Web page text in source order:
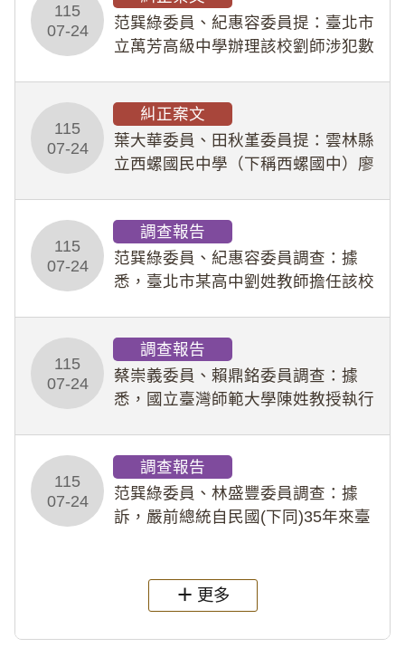
所定維護公務人員
115
07-24
范巽綠委員、紀惠容委員提：臺北市
立萬芳高級中學辦理該校劉師涉犯數
業把關與糾錯功能，不僅首份調查報
告漏未審酌師生不
115
07-24
糾正案文
葉大華委員、田秋堇委員提：雲林縣
立西螺國民中學（下稱西螺國中）廖
教羽球隊學生等行為，歷經該校校園
事件處理會議（下
115
07-24
調查報告
范巽綠委員、紀惠容委員調查：據
悉，臺北市某高中劉姓教師擔任該校
行拍攝特定樣態性影像並以手機傳送
劉師。該生因畏懼成
115
07-24
調查報告
蔡崇義委員、賴鼎銘委員調查：據
悉，國立臺灣師範大學陳姓教授執行
術倫理等情案調查報告。(115教調
31)
115
07-24
調查報告
范巽綠委員、林盛豐委員調查：據
訴，嚴前總統自民國(下同)35年來臺
過世後，總統府於89年間函請其家屬
繼續留住
更多